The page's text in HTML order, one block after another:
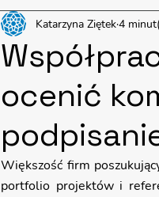
ocenić
Katarzyna Ziętek4
Większość firm
portfolio projektów i